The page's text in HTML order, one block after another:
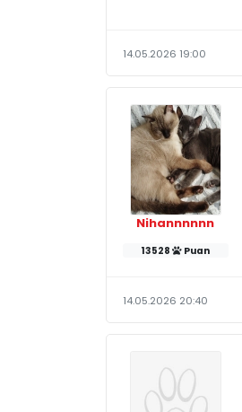
14.05.2026 19:00
Nihannnnnn
13528 Puan
14.05.2026 20:40